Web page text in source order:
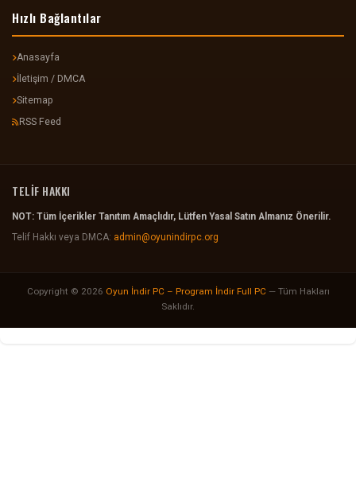
Hızlı Bağlantılar
Anasayfa
İletişim / DMCA
Sitemap
RSS Feed
TELİF HAKKI
NOT: Tüm İçerikler Tanıtım Amaçlıdır, Lütfen Yasal Satın Almanız Önerilir.
Telif Hakkı veya DMCA: admin@oyunindirpc.org
Copyright © 2026 Oyun İndir PC – Program İndir Full PC — Tüm Hakları
Saklıdır.